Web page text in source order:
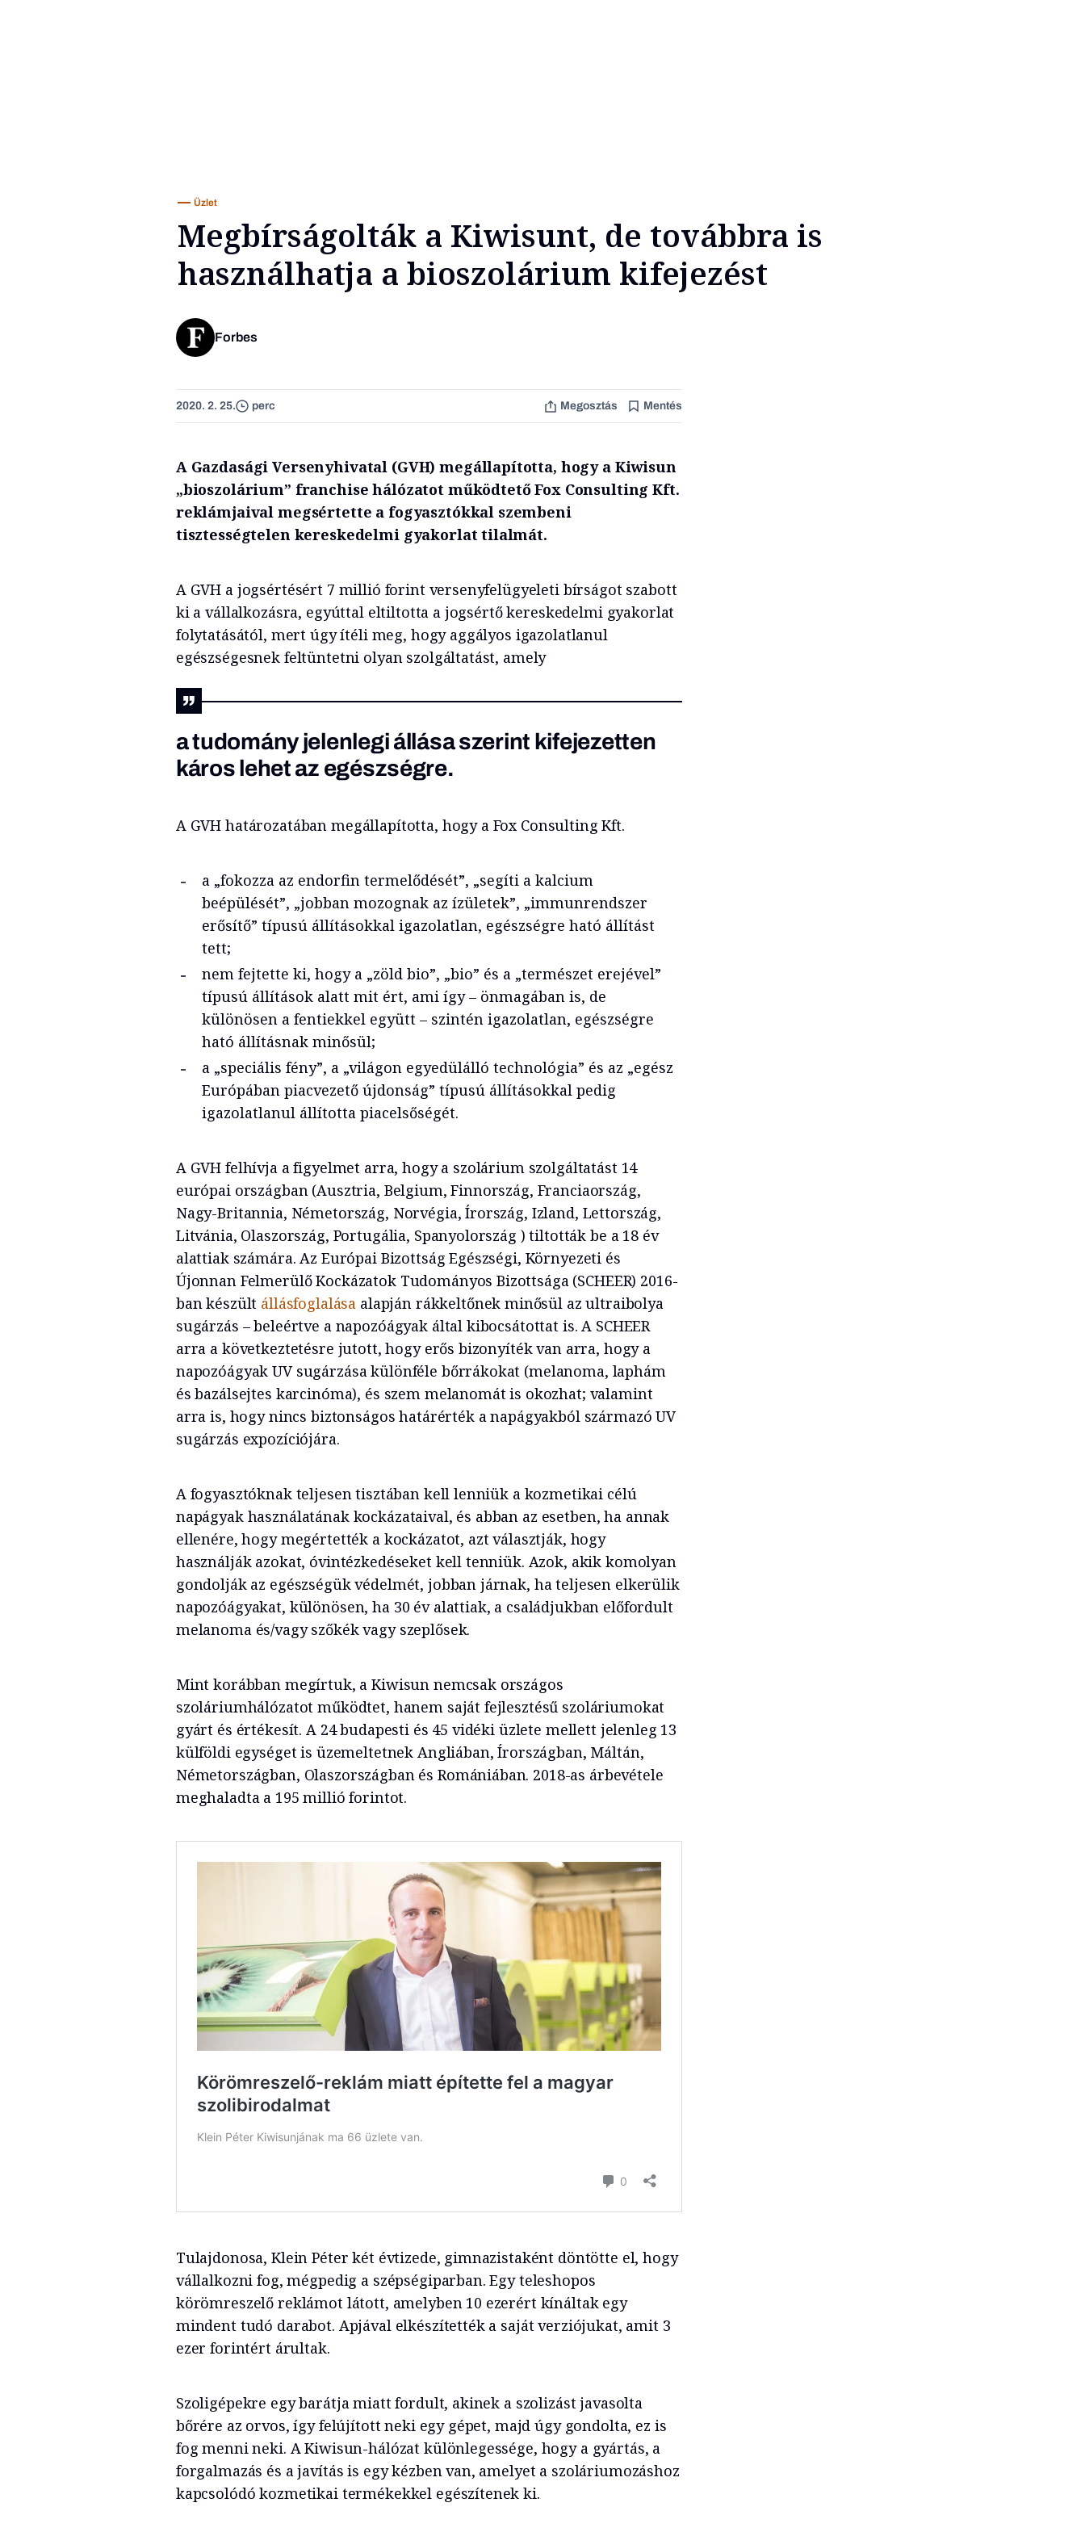
Üzlet
Megbírságolták a Kiwisunt, de továbbra is
használhatja a bioszolárium kifejezést
Forbes
2020. 2. 25. perc Megosztás Mentés
A Gazdasági Versenyhivatal (GVH) megállapította, hogy a Kiwisun
„bioszolárium” franchise hálózatot működtető Fox Consulting Kft.
reklámjaival megsértette a fogyasztókkal szembeni
tisztességtelen kereskedelmi gyakorlat tilalmát.
A GVH a jogsértésért 7 millió forint versenyfelügyeleti bírságot szabott
ki a vállalkozásra, egyúttal eltiltotta a jogsértő kereskedelmi gyakorlat
folytatásától, mert úgy ítéli meg, hogy aggályos igazolatlanul
egészségesnek feltüntetni olyan szolgáltatást, amely
a tudomány jelenlegi állása szerint kifejezetten
káros lehet az egészségre.
A GVH határozatában megállapította, hogy a Fox Consulting Kft.
a „fokozza az endorfin termelődését”, „segíti a kalcium
beépülését”, „jobban mozognak az ízületek”, „immunrendszer
erősítő” típusú állításokkal igazolatlan, egészségre ható állítást
tett;
nem fejtette ki, hogy a „zöld bio”, „bio” és a „természet erejével”
típusú állítások alatt mit ért, ami így – önmagában is, de
különösen a fentiekkel együtt – szintén igazolatlan, egészségre
ható állításnak minősül;
a „speciális fény”, a „világon egyedülálló technológia” és az „egész
Európában piacvezető újdonság” típusú állításokkal pedig
igazolatlanul állította piacelsőségét.
A GVH felhívja a figyelmet arra, hogy a szolárium szolgáltatást 14
európai országban (Ausztria, Belgium, Finnország, Franciaország,
Nagy-Britannia, Németország, Norvégia, Írország, Izland, Lettország,
Litvánia, Olaszország, Portugália, Spanyolország ) tiltották be a 18 év
alattiak számára. Az Európai Bizottság Egészségi, Környezeti és
Újonnan Felmerülő Kockázatok Tudományos Bizottsága (SCHEER) 2016-
ban készült állásfoglalása alapján rákkeltőnek minősül az ultraibolya
sugárzás – beleértve a napozóágyak által kibocsátottat is. A SCHEER
arra a következtetésre jutott, hogy erős bizonyíték van arra, hogy a
napozóágyak UV sugárzása különféle bőrrákokat (melanoma, laphám
és bazálsejtes karcinóma), és szem melanomát is okozhat; valamint
arra is, hogy nincs biztonságos határérték a napágyakból származó UV
sugárzás expozíciójára.
A fogyasztóknak teljesen tisztában kell lenniük a kozmetikai célú
napágyak használatának kockázataival, és abban az esetben, ha annak
ellenére, hogy megértették a kockázatot, azt választják, hogy
használják azokat, óvintézkedéseket kell tenniük. Azok, akik komolyan
gondolják az egészségük védelmét, jobban járnak, ha teljesen elkerülik
napozóágyakat, különösen, ha 30 év alattiak, a családjukban előfordult
melanoma és/vagy szőkék vagy szeplősek.
Mint korábban megírtuk, a Kiwisun nemcsak országos
szoláriumhálózatot működtet, hanem saját fejlesztésű szoláriumokat
gyárt és értékesít. A 24 budapesti és 45 vidéki üzlete mellett jelenleg 13
külföldi egységet is üzemeltetnek Angliában, Írországban, Máltán,
Németországban, Olaszországban és Romániában. 2018-as árbevétele
meghaladta a 195 millió forintot.
Tulajdonosa, Klein Péter két évtizede, gimnazistaként döntötte el, hogy
vállalkozni fog, mégpedig a szépségiparban. Egy teleshopos
körömreszelő reklámot látott, amelyben 10 ezerért kínáltak egy
mindent tudó darabot. Apjával elkészítették a saját verziójukat, amit 3
ezer forintért árultak.
Szoligépekre egy barátja miatt fordult, akinek a szolizást javasolta
bőrére az orvos, így felújított neki egy gépet, majd úgy gondolta, ez is
fog menni neki. A Kiwisun-hálózat különlegessége, hogy a gyártás, a
forgalmazás és a javítás is egy kézben van, amelyet a szoláriumozáshoz
kapcsolódó kozmetikai termékekkel egészítenek ki.